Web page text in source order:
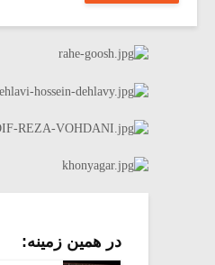
در همین زمینه: